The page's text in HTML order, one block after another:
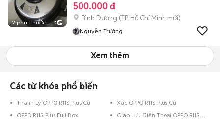
2 phút trước 5
500.000 đ
Bình Dương (TP Hồ Chí Minh mới)
Nguyễn Trường
Xem thêm
Các từ khóa phổ biến
Thanh Lý OPPO R11S Plus Cũ
Xác OPPO R11S Plus Cũ
OPPO R11S Plus Full Box
Giao Lưu Điện Thoại OPPO R11S Plus